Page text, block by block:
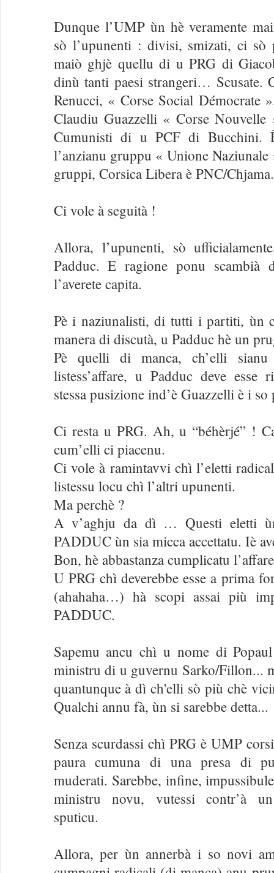
Dunque l’UMP ùn hè veramente
sò l’upunenti : divisi, smizati, ci
maiò ghjè quellu di u PRG di
dinù tanti paesi strangeri…
Renucci, « Corse Social Démocrate
Claudiu Guazzelli « Corse Nouvelle
Cumunisti di u PCF di Bucchini.
l’anzianu gruppu « Unione
gruppi, Corsica Libera è PNC/Chjama.
Ci vole à seguità !
Allora, l’upunenti, sò
Padduc. E ragione ponu scambià
l’averete capita.
Pè i naziunalisti, di tutti i partiti, ùn
manera di discutà, u Padduc hè un
Pè quelli di manca, ch’elli
listess’affare, u Padduc deve esse
stessa pusizione ind’è Guazzelli è i
Ci resta u PRG. Ah, u “béhèrjé” !
cum’elli ci piacenu.
Ci vole à ramintavvi chì l’eletti
listessu locu chì l’altri upunenti.
Ma perchè ?
A v’aghju da dì … Questi eletti
PADDUC ùn sia micca accettatu. Iè
Bon, hè abbastanza cumplicatu
U PRG chì deverebbe esse a prima
(ahahaha…) hà scopi assai più
PADDUC.
Sapemu ancu chì u nome di
ministru di u guvernu Sarko/Fillon...
quantunque à dì ch'elli sò più chè
Qualchi annu fà, ùn si sarebbe detta...
Senza scurdassi chì PRG è UMP
paura cumuna di una presa di
muderati. Sarebbe, infine,
ministru novu, vutessi contr’à
sputicu.
Allora, per ùn annerbà i so novi